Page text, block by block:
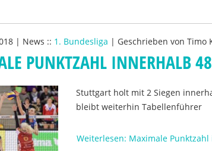
| News :: 1. Bundesliga | Geschrieben von Timo
PUNKTZAHL INNERHALB
Stuttgart holt mit 2 Siegen
bleibt weiterhin Tabellenführer
Weiterlesen: Maximale